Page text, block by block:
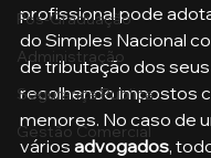
Pós-Graduação
Administração
Segurança Publica
Gestão Comercial
profissional pode
do Simples Nacional
de tributação dos
recolhendo impostos
menores. No caso de
vários advogados,